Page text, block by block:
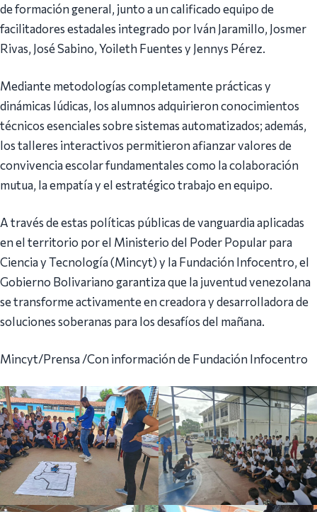
de formación general, junto a un calificado equipo de
facilitadores estadales integrado por Iván Jaramillo, Josmer
Rivas, José Sabino, Yoileth Fuentes y Jennys Pérez.
Mediante metodologías completamente prácticas y
dinámicas lúdicas, los alumnos adquirieron conocimientos
técnicos esenciales sobre sistemas automatizados; además,
los talleres interactivos permitieron afianzar valores de
convivencia escolar fundamentales como la colaboración
mutua, la empatía y el estratégico trabajo en equipo.
A través de estas políticas públicas de vanguardia aplicadas
en el territorio por el Ministerio del Poder Popular para
Ciencia y Tecnología (Mincyt) y la Fundación Infocentro, el
Gobierno Bolivariano garantiza que la juventud venezolana
se transforme activamente en creadora y desarrolladora de
soluciones soberanas para los desafíos del mañana.
Mincyt/Prensa /Con información de Fundación Infocentro